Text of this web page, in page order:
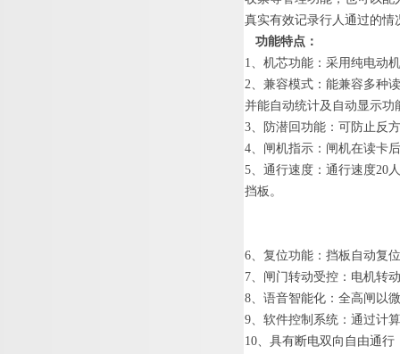
真实有效记录行人通过的情
功能特点 ：
1、机芯功能：采用纯电动
2、兼容模式：能兼容多种
并能自动统计及自动显示功
3、 防潜回功能：可防止反
4、 闸机指示： 闸机在读卡
5、通行速度：通行速度20
挡板。
6、复位功能：挡板自动复
7、闸门转动受控：电机转
8、语音智能化：全高闸以
9、软件控制系统：通过计
10、具有断电双向自由通行